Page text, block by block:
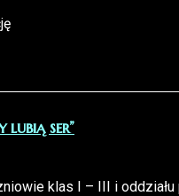
lubią ser”
klas I – III i